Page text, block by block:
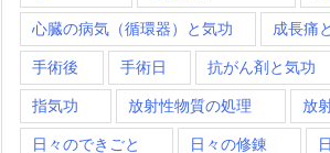
心臓の病気（循環器）と気功 成長痛
手術後 手術日 抗がん剤と気功
指気功 放射性物質の処理 放
日々のできごと 日々の修錬